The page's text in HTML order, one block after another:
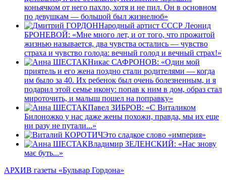
коньячком от него пахло, хотя и не пил. Он в основном
по девушкам — большой был жизнелюб»
Народный артист СССР Леонид
БРОНЕВОЙ: «Мне много лет, и от того, что прожитой
жизнью называется, два чувства остались — чувство
страха и чувство голода: вечный голод и вечный страх!»
Никас САФРОНОВ: «Один мой
приятель и его жена поздно стали родителями — когда
им было за 40. Их ребенок был очень болезненным, и я
подарил этой семье икону: попав к ним в дом, образ стал
мироточить, и малыш пошел на поправку»
Павел ЗИБРОВ: «С Виталиком
Билоножко у нас даже жены похожи, правда, мы их еще
ни разу не путали...»
Это сладкое слово «империя»
Владимир ЗЕЛЕНСКИЙ: «Нас знову
має буть...»
АРХИВ газеты «Бульвар Гордона»